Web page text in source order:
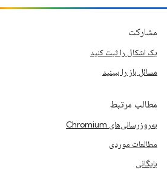
مشارکت
یک اشکال را ثبت کنید
مسائل باز را ببینید
مطالب مرتبط
به‌روزرسانی‌های Chromium
مطالعات موردی
بایگانی